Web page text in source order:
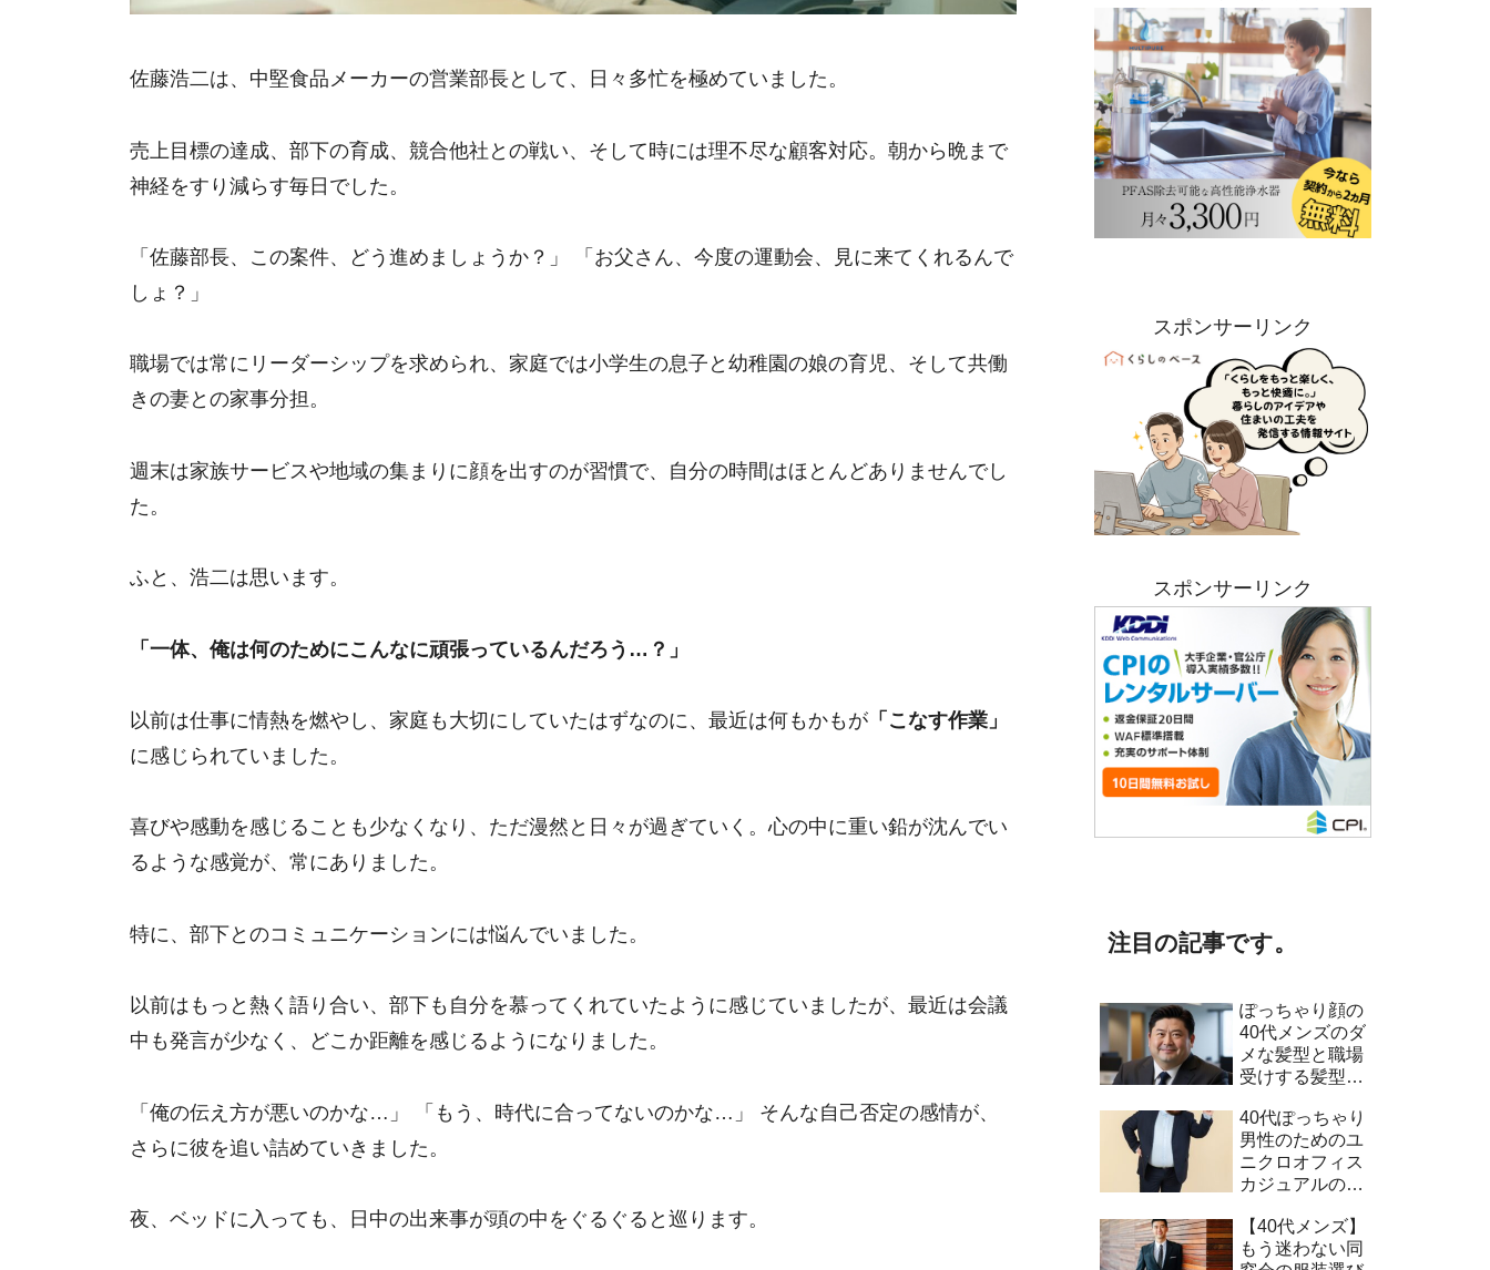
佐藤浩二は、中堅食品メーカーの営業部長として、日々多忙を極めていました。
売上目標の達成、部下の育成、競合他社との戦い、そして時には理不尽な顧客対応。朝から晩まで
神経をすり減らす毎日でした。
「佐藤部長、この案件、どう進めましょうか？」 「お父さん、今度の運動会、見に来てくれるんで
しょ？」
職場では常にリーダーシップを求められ、家庭では小学生の息子と幼稚園の娘の育児、そして共働
きの妻との家事分担。
週末は家族サービスや地域の集まりに顔を出すのが習慣で、自分の時間はほとんどありませんでし
た。
ふと、浩二は思います。
「一体、俺は何のためにこんなに頑張っているんだろう…？」
以前は仕事に情熱を燃やし、家庭も大切にしていたはずなのに、最近は何もかもが 「こなす作業」
に感じられていました。
喜びや感動を感じることも少なくなり、ただ漫然と日々が過ぎていく。心の中に重い鉛が沈んでい
るような感覚が、常にありました。
特に、部下とのコミュニケーションには悩んでいました。
以前はもっと熱く語り合い、部下も自分を慕ってくれていたように感じていましたが、最近は会議
中も発言が少なく、どこか距離を感じるようになりました。
「俺の伝え方が悪いのかな…」 「もう、時代に合ってないのかな…」 そんな自己否定の感情が、
さらに彼を追い詰めていきました。
夜、ベッドに入っても、日中の出来事が頭の中をぐるぐると巡ります。
スポンサーリンク
スポンサーリンク
注目の記事です。
ぽっちゃり顔の
40代メンズのダ
メな髪型と職場
受けする髪型5
40代ぽっちゃり
男性のためのユ
ニクロオフィス
カジュアルのコ
【40代メンズ】
もう迷わない同